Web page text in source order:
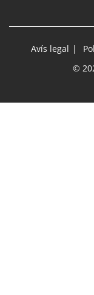
Avís legal
©